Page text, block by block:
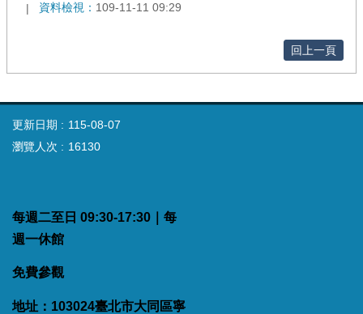
資料檢視： 109-11-11 09:29
回上一頁
更新日期
115-08-07
瀏覽人次
16130
每週二至日 09:30-17:30｜每
週一休館
免費參觀
地址：103024臺北市大同區寧